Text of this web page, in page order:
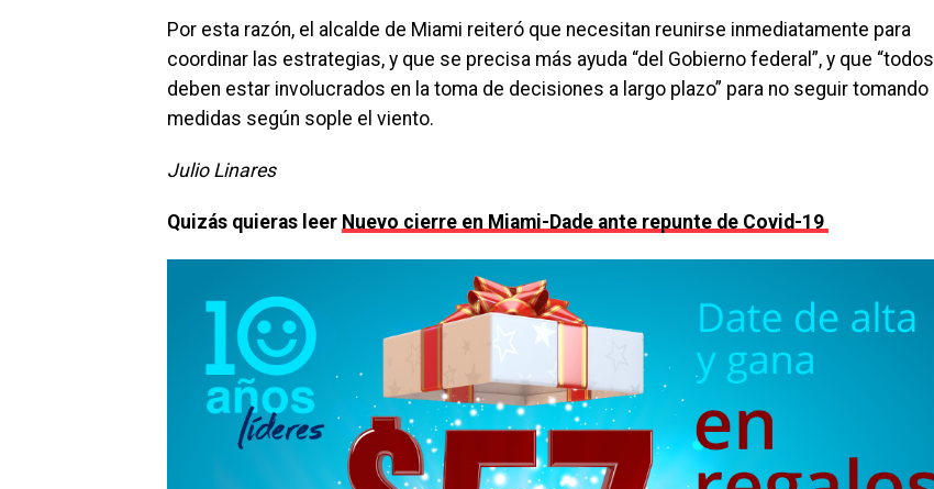
Por esta razón, el alcalde de Miami reiteró que necesitan reunirse inmediatamente para
coordinar las estrategias, y que se precisa más ayuda “del Gobierno federal”, y que “todos
deben estar involucrados en la toma de decisiones a largo plazo” para no seguir tomando
medidas según sople el viento.
Julio Linares
Quizás quieras leer Nuevo cierre en Miami-Dade ante repunte de Covid-19